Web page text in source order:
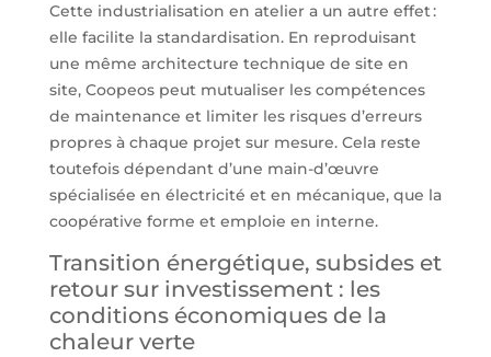
Cette industrialisation en atelier a un autre effet :
elle facilite la standardisation. En reproduisant
une même architecture technique de site en
site, Coopeos peut mutualiser les compétences
de maintenance et limiter les risques d’erreurs
propres à chaque projet sur mesure. Cela reste
toutefois dépendant d’une main-d’œuvre
spécialisée en électricité et en mécanique, que la
coopérative forme et emploie en interne.
Transition énergétique, subsides et
retour sur investissement : les
conditions économiques de la
chaleur verte